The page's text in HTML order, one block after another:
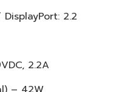
2.2
2.2A